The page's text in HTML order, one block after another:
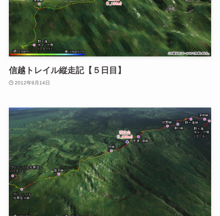
信越トレイル縦走記【５日目】
2012年9月14日